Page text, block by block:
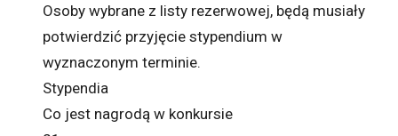
Osoby wybrane z listy rezerwowej, będą musiały
potwierdzić przyjęcie stypendium w
wyznaczonym terminie.
Stypendia
Co jest nagrodą w konkursie